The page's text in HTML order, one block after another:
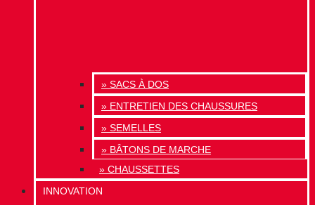
» SACS À DOS
» ENTRETIEN DES CHAUSSURES
» SEMELLES
» BÂTONS DE MARCHE
» CHAUSSETTES
INNOVATION